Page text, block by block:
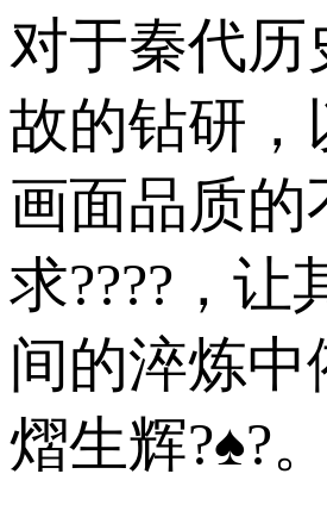
对于秦代历
故的钻研，
画面品质的
求????，让
间的淬炼中
熠生辉?♠?。